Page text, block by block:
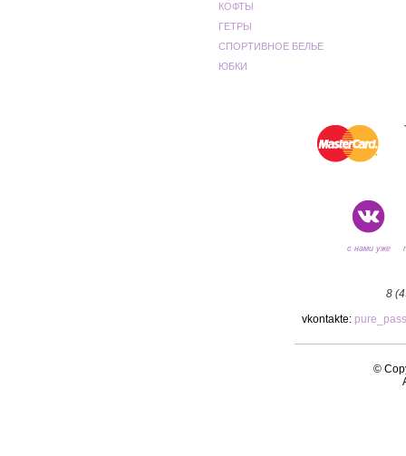
КОФТЫ
ГЕТРЫ
СПОРТИВНОЕ БЕЛЬЕ
ЮБКИ
с нами уже
8
vkontakte:
©